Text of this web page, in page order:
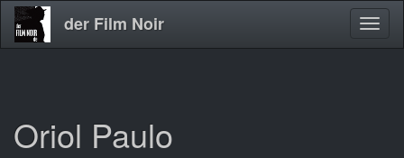
Direkt
zum
der Film Noir
Oriol Paulo